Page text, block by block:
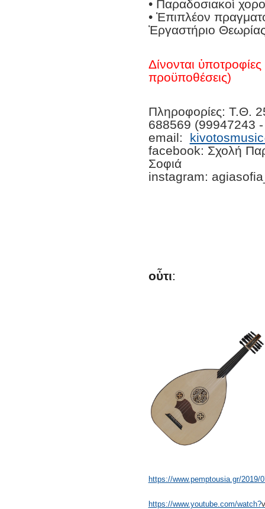
• Παραδοσιακοὶ
• Ἐπιπλέον
Ἐργαστήριο
Δίνονται
προϋποθέσεις)
Πληροφορίες: Τ.Θ.
688569 (99947243
email:
facebook: Σχολή
Σοφιά
instagram:
οὖτι:
https://www.pemptousia.gr/2019/
https://www.youtube.com/watch?